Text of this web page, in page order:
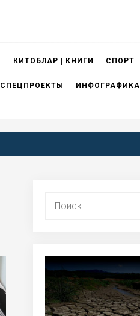
КИТОБЛАР | КНИГИ СПОРТ
СПЕЦПРОЕКТЫ ИНФОГРАФИКА
Найти: